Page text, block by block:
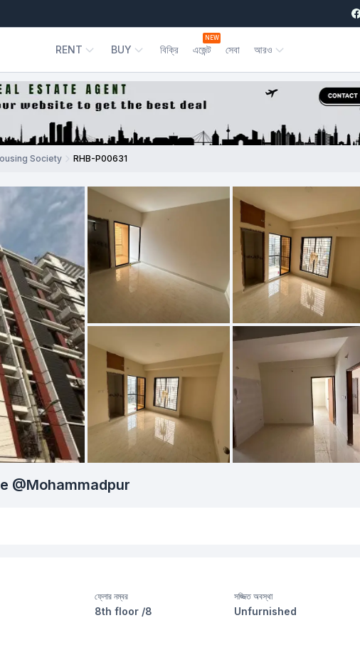
RENT BUY বিক্রি এজেন্ট
NEW
সেবা আরও
Society RHB-P00631
@Mohammadpur
ফ্লোর নম্বর
8th floor /8
সজ্জিত অবস্থা
Unfurnished